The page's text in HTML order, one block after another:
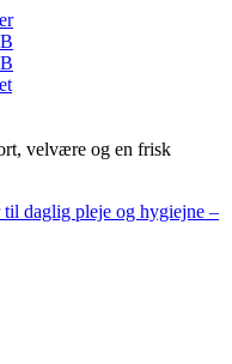
velvære og en frisk
daglig pleje og hygiejne –